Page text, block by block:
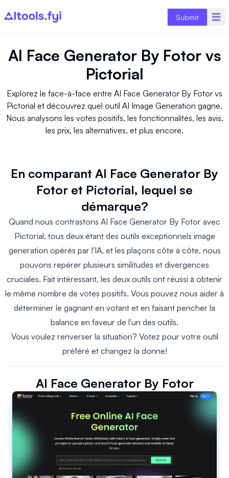
Submit
AI Face Generator By Fotor vs
Pictorial
Explorez le face-à-face entre AI Face Generator By Fotor vs
Pictorial et découvrez quel outil AI Image Generation gagne.
Nous analysons les votes positifs, les fonctionnalités, les avis,
les prix, les alternatives, et plus encore.
En comparant AI Face Generator By
Fotor et Pictorial, lequel se
démarque?
Quand nous contrastons AI Face Generator By Fotor avec
Pictorial, tous deux étant des outils exceptionnels image
generation opérés par l'IA, et les plaçons côte à côte, nous
pouvons repérer plusieurs similitudes et divergences
cruciales. Fait intéressant, les deux outils ont réussi à obtenir
le même nombre de votes positifs. Vous pouvez nous aider à
déterminer le gagnant en votant et en faisant pencher la
balance en faveur de l'un des outils.
Vous voulez renverser la situation? Votez pour votre outil
préféré et changez la donne!
AI Face Generator By Fotor